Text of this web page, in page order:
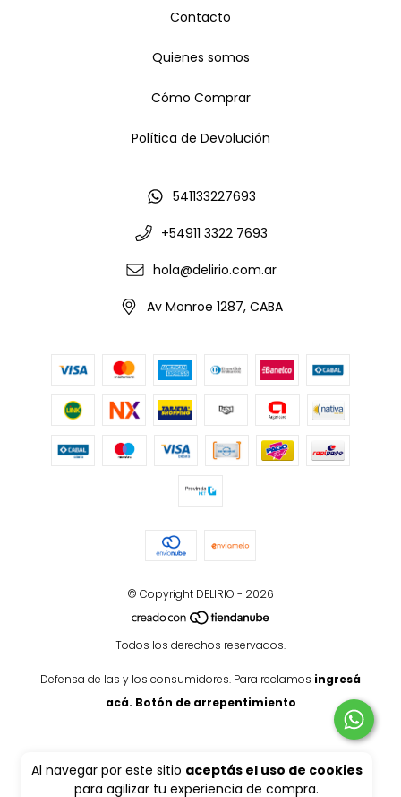
Al navegar por este sitio aceptás el uso de cookies
para agilizar tu experiencia de compra.
Contacto
Quienes somos
Cómo Comprar
Política de Devolución
541133227693
+54911 3322 7693
hola@delirio.com.ar
Av Monroe 1287, CABA
© Copyright DELIRIO - 2026
Todos los derechos reservados.
Defensa de las y los consumidores. Para reclamos ingresá
acá. Botón de arrepentimiento